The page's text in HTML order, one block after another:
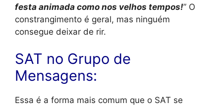
festa animada como nos velhos tempos!” O
constrangimento é geral, mas ninguém
consegue deixar de rir.
SAT no Grupo de
Mensagens:
Essa é a forma mais comum que o SAT se